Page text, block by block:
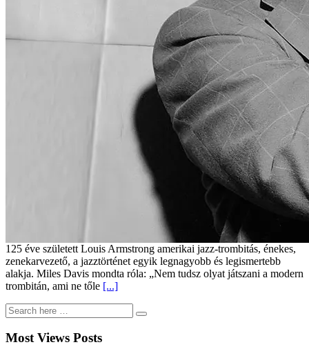
125 éve született Louis Armstrong amerikai jazz-trombitás, énekes,
zenekarvezető, a jazztörténet egyik legnagyobb és legismertebb
alakja. Miles Davis mondta róla: „Nem tudsz olyat játszani a modern
trombitán, ami ne tőle [...]
Most Views Posts